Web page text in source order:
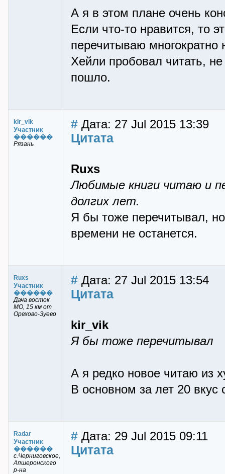
А я в этом плане очень
Если что-то нравится, то
перечитываю многократно
Хейли пробовал читать,
пошло.
kir_vik
Участник
������
Рязань
# Дата: 27 Jul 2015 13:39
Цитата
Ruxs
Любимые книги читаю и
долгих лет.
Я бы тоже перечитывал,
времени не останется.
Ruxs
Участник
������
Дача восток
МО, 15 км от
Орехово-Зуево
# Дата: 27 Jul 2015 13:54
Цитата
kir_vik
Я бы тоже перечитывал
А я редко новое читаю из
В основном за лет 20
Radar
Участник
������
с.Черниговское,
Апшеронского
р-на
# Дата: 29 Jul 2015 09:11
Цитата